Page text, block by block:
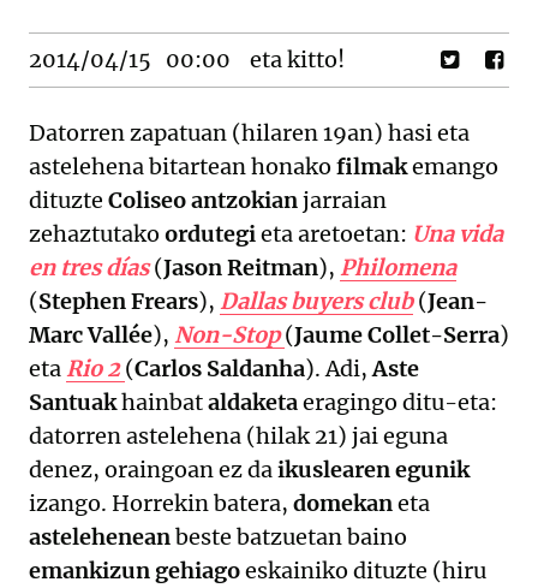
2014/04/15 00:00 eta kitto!
Datorren zapatuan (hilaren 19an) hasi eta
astelehena bitartean honako filmakemango
dituzte Coliseo antzokianjarraian
zehaztutako ordutegieta aretoetan: Una vida
en tres días (Jason Reitman), Philomena
(Stephen Frears), Dallas buyers club (Jean-
Marc Vallée), Non-Stop(Jaume Collet-Serra)
etaRio 2(Carlos Saldanha). Adi,Aste
Santuakhainbataldaketaeragingo ditu-eta:
datorren astelehena (hilak 21) jai eguna
denez, oraingoan ez daikuslearen egunik
izango. Horrekin batera, domekaneta
asteleheneanbeste batzuetan baino
emankizun gehiagoeskainiko dituzte (hiru